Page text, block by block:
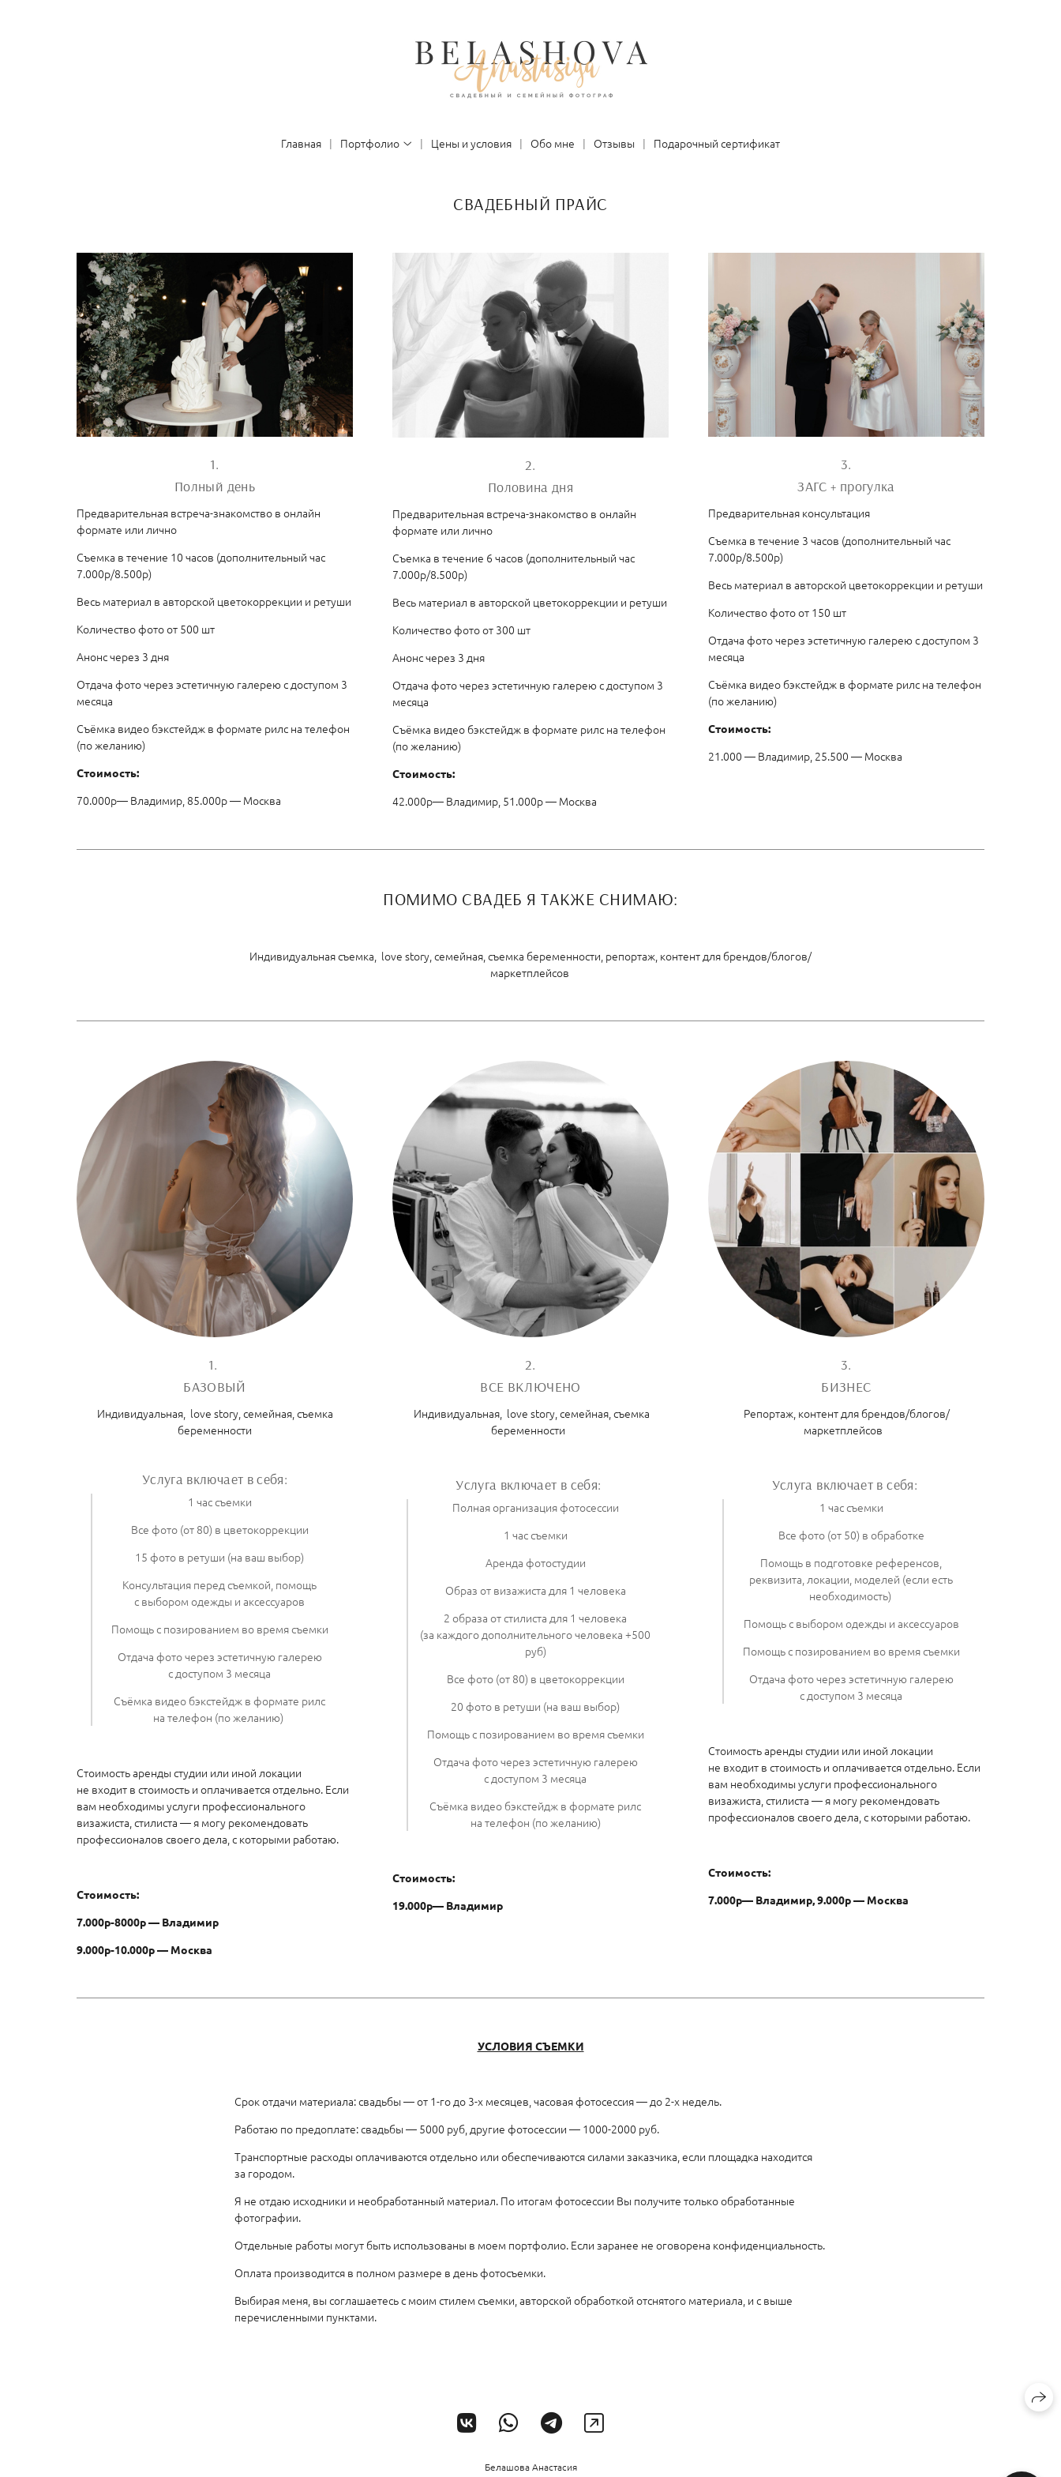
Главная Портфолио Цены и условия Обо мне Отзывы Подарочный сертификат
СВАДЕБНЫЙ ПРАЙС
1.
Полный день
Предварительная встреча-знакомство в онлайн
формате или лично
Съемка в течение 10 часов (дополнительный час
7.000р/8.500р)
Весь материал в авторской цветокоррекции и ретуши
Количество фото от 500 шт
Анонс через 3 дня
Отдача фото через эстетичную галерею с доступом 3
месяца
Съёмка видео бэкстейдж в формате рилс на телефон
(по желанию)
Стоимость:
70.000р— Владимир, 85.000р — Москва
2.
Половина дня
Предварительная встреча-знакомство в онлайн
формате или лично
Съемка в течение 6 часов (дополнительный час
7.000р/8.500р)
Весь материал в авторской цветокоррекции и ретуши
Количество фото от 300 шт
Анонс через 3 дня
Отдача фото через эстетичную галерею с доступом 3
месяца
Съёмка видео бэкстейдж в формате рилс на телефон
(по желанию)
Стоимость:
42.000р— Владимир, 51.000р — Москва
3.
ЗАГС + прогулка
Предварительная консультация
Съемка в течение 3 часов (дополнительный час
7.000р/8.500р)
Весь материал в авторской цветокоррекции и ретуши
Количество фото от 150 шт
Отдача фото через эстетичную галерею с доступом 3
месяца
Съёмка видео бэкстейдж в формате рилс на телефон
(по желанию)
Стоимость:
21.000 — Владимир, 25.500 — Москва
ПОМИМО СВАДЕБ Я ТАКЖЕ СНИМАЮ:
Индивидуальная съемка, love story, семейная, съемка беременности, репортаж, контент для брендов/блогов/
маркетплейсов
1.
БАЗОВЫЙ
Индивидуальная, love story, семейная, съемка
беременности
Услуга включает в себя:
1 час съемки
Все фото (от 80) в цветокоррекции
15 фото в ретуши (на ваш выбор)
Консультация перед съемкой, помощь
с выбором одежды и аксессуаров
Помощь с позированием во время съемки
Отдача фото через эстетичную галерею
с доступом 3 месяца
Съёмка видео бэкстейдж в формате рилс
на телефон (по желанию)
Стоимость аренды студии или иной локации
не входит в стоимость и оплачивается отдельно. Если
вам необходимы услуги профессионального
визажиста, стилиста — я могу рекомендовать
профессионалов своего дела, с которыми работаю.
Стоимость:
7.000р-8000р — Владимир
9.000р-10.000р — Москва
2.
ВСЕ ВКЛЮЧЕНО
Индивидуальная, love story, семейная, съемка
беременности
Услуга включает в себя:
Полная организация фотосессии
1 час съемки
Аренда фотостудии
Образ от визажиста для 1 человека
2 образа от стилиста для 1 человека
(за каждого дополнительного человека +500
руб)
Все фото (от 80) в цветокоррекции
20 фото в ретуши (на ваш выбор)
Помощь с позированием во время съемки
Отдача фото через эстетичную галерею
с доступом 3 месяца
Съёмка видео бэкстейдж в формате рилс
на телефон (по желанию)
Стоимость:
19.000р— Владимир
3.
БИЗНЕС
Репортаж, контент для брендов/блогов/
маркетплейсов
Услуга включает в себя:
1 час съемки
Все фото (от 50) в обработке
Помощь в подготовке референсов,
реквизита, локации, моделей (если есть
необходимость)
Помощь с выбором одежды и аксессуаров
Помощь с позированием во время съемки
Отдача фото через эстетичную галерею
с доступом 3 месяца
Стоимость аренды студии или иной локации
не входит в стоимость и оплачивается отдельно. Если
вам необходимы услуги профессионального
визажиста, стилиста — я могу рекомендовать
профессионалов своего дела, с которыми работаю.
Стоимость:
7.000р— Владимир, 9.000р — Москва
УСЛОВИЯ СЪЕМКИ
Срок отдачи материала: свадьбы — от 1-го до 3-х месяцев, часовая фотосессия — до 2-х недель.
Работаю по предоплате: свадьбы — 5000 руб, другие фотосессии — 1000-2000 руб.
Транспортные расходы оплачиваются отдельно или обеспечиваются силами заказчика, если площадка находится
за городом.
Я не отдаю исходники и необработанный материал. По итогам фотосессии Вы получите только обработанные
фотографии.
Отдельные работы могут быть использованы в моем портфолио. Если заранее не оговорена конфиденциальность.
Оплата производится в полном размере в день фотосъемки.
Выбирая меня, вы соглашаетесь с моим стилем съемки, авторской обработкой отснятого материала, и с выше
перечисленными пунктами.
Белашова Анастасия